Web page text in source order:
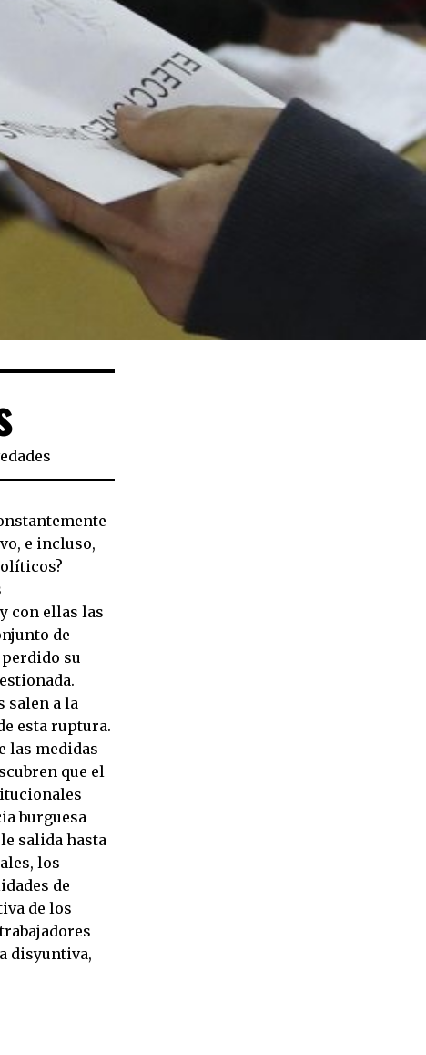
e incluso,
con ellas las
de
su
salen a la
esta ruptura.
las medidas
que el
burguesa
salida hasta
los
de
de los
disyuntiva,